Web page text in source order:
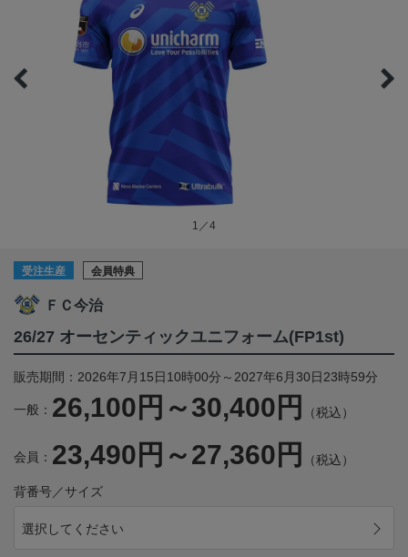
1／4
受注生産 会員特典
ＦＣ今治
26/27 オーセンティックユニフォーム(FP1st)
販売期間：2026年7月15日10時00分～2027年6月30日23時59分
一般： 26,100円～30,400円 （税込）
会員： 23,490円～27,360円 （税込）
背番号／サイズ
選択してください